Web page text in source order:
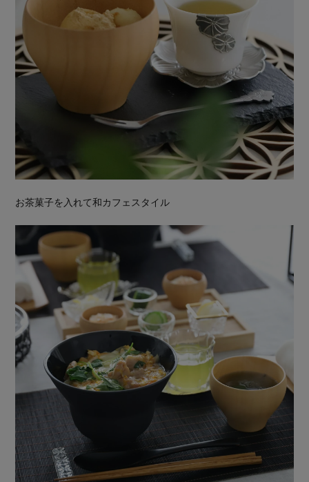
お茶菓子を入れて和カフェスタイル